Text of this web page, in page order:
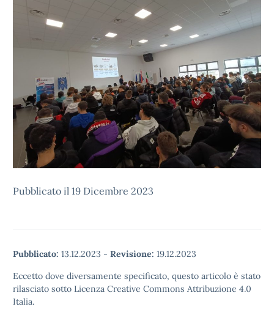
Pubblicato il 19 Dicembre 2023
Pubblicato: 13.12.2023 - Revisione: 19.12.2023
Eccetto dove diversamente specificato, questo articolo è stato
rilasciato sotto Licenza Creative Commons Attribuzione 4.0
Italia.